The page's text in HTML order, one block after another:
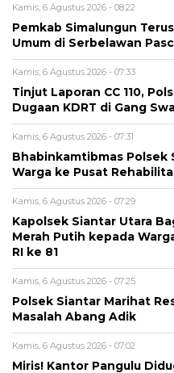
Kamis, 6 Agustus 2026 - 08:22
Pemkab Simalungun
Umum di Serbelawan
Kamis, 6 Agustus 2026 - 07:33
Tinjut Laporan CC 110,
Dugaan KDRT di Gang
Kamis, 6 Agustus 2026 - 07:31
Bhabinkamtibmas Polsek
Warga ke Pusat
Kamis, 6 Agustus 2026 - 07:29
Kapolsek Siantar Utara
Merah Putih kepada
RI ke 81
Kamis, 6 Agustus 2026 - 07:25
Polsek Siantar Marihat
Masalah Abang Adik
Kamis, 6 Agustus 2026 - 07:02
Miris! Kantor Pangulu